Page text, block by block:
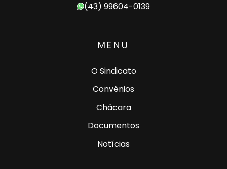
(43) 99604-0139
MENU
O Sindicato
Convênios
Chácara
Documentos
Notícias